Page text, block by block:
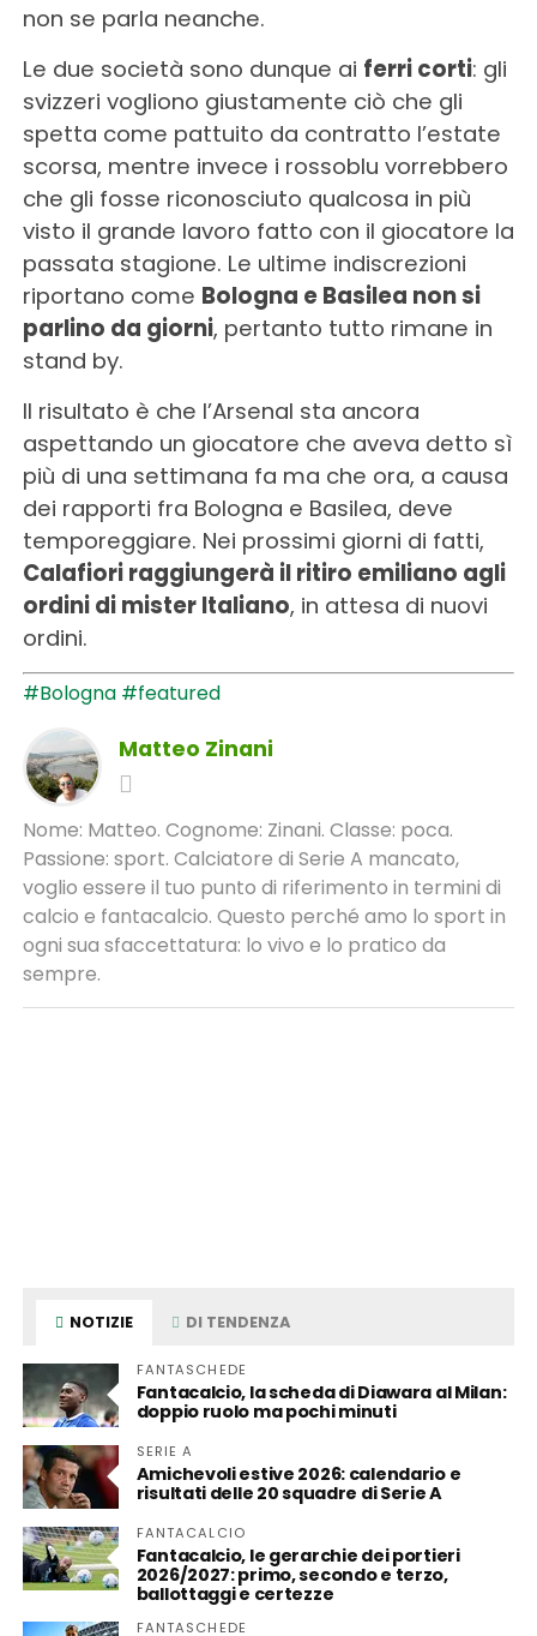
non se parla neanche.
Le due società sono dunque ai ferri corti: gli
svizzeri vogliono giustamente ciò che gli
spetta come pattuito da contratto l’estate
scorsa, mentre invece i rossoblu vorrebbero
che gli fosse riconosciuto qualcosa in più
visto il grande lavoro fatto con il giocatore la
passata stagione. Le ultime indiscrezioni
riportano come Bologna e Basilea non si
parlino da giorni, pertanto tutto rimane in
stand by.
Il risultato è che l’Arsenal sta ancora
aspettando un giocatore che aveva detto sì
più di una settimana fa ma che ora, a causa
dei rapporti fra Bologna e Basilea, deve
temporeggiare. Nei prossimi giorni di fatti,
Calafiori raggiungerà il ritiro emiliano agli
ordini di mister Italiano, in attesa di nuovi
ordini.
#Bologna #featured
Matteo Zinani
Nome: Matteo. Cognome: Zinani. Classe: poca.
Passione: sport. Calciatore di Serie A mancato,
voglio essere il tuo punto di riferimento in termini di
calcio e fantacalcio. Questo perché amo lo sport in
ogni sua sfaccettatura: lo vivo e lo pratico da
sempre.
NOTIZIE DI TENDENZA
FANTASCHEDE
Fantacalcio, la scheda di Diawara al Milan:
doppio ruolo ma pochi minuti
SERIE A
Amichevoli estive 2026: calendario e
risultati delle 20 squadre di Serie A
FANTACALCIO
Fantacalcio, le gerarchie dei portieri
2026/2027: primo, secondo e terzo,
ballottaggi e certezze
FANTASCHEDE